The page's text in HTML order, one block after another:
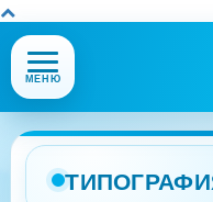
Открыть
или
меню
сайта
МЕНЮ